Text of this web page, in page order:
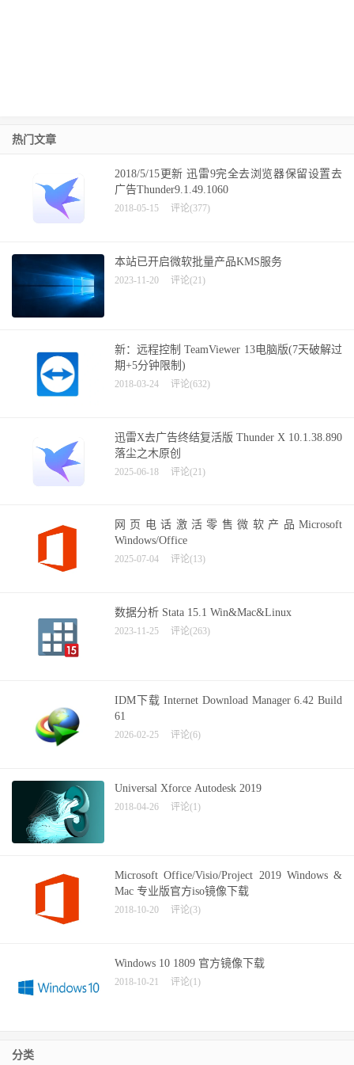
热门文章
2018/5/15更新 迅雷9完全去浏览器保留设置去
广告Thunder9.1.49.1060
2018-05-15 评论(377)
本站已开启微软批量产品KMS服务
2023-11-20 评论(21)
新：远程控制 TeamViewer 13电脑版(7天破解过
期+5分钟限制)
2018-03-24 评论(632)
迅雷X去广告终结复活版 Thunder X 10.1.38.890
落尘之木原创
2025-06-18 评论(21)
网页电话激活零售微软产品Microsoft
Windows/Office
2025-07-04 评论(13)
数据分析 Stata 15.1 Win&Mac&Linux
2023-11-25 评论(263)
IDM下载 Internet Download Manager 6.42 Build
61
2026-02-25 评论(6)
Universal Xforce Autodesk 2019
2018-04-26 评论(1)
Microsoft Office/Visio/Project 2019 Windows &
Mac 专业版官方iso镜像下载
2018-10-20 评论(3)
Windows 10 1809 官方镜像下载
2018-10-21 评论(1)
分类